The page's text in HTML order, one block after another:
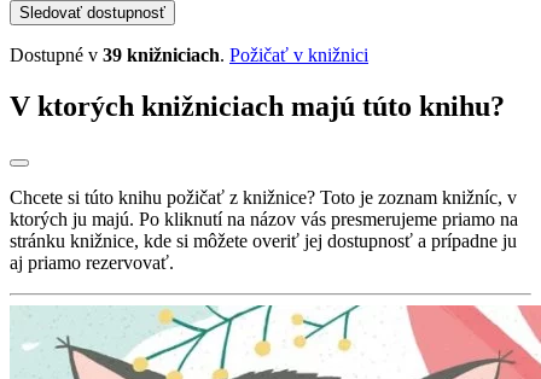
Sledovať dostupnosť
Dostupné v 39 knižniciach. Požičať v knižnici
V ktorých knižniciach majú túto knihu?
Chcete si túto knihu požičať z knižnice? Toto je zoznam knižníc, v
ktorých ju majú. Po kliknutí na názov vás presmerujeme priamo na
stránku knižnice, kde si môžete overiť jej dostupnosť a prípadne ju
aj priamo rezervovať.